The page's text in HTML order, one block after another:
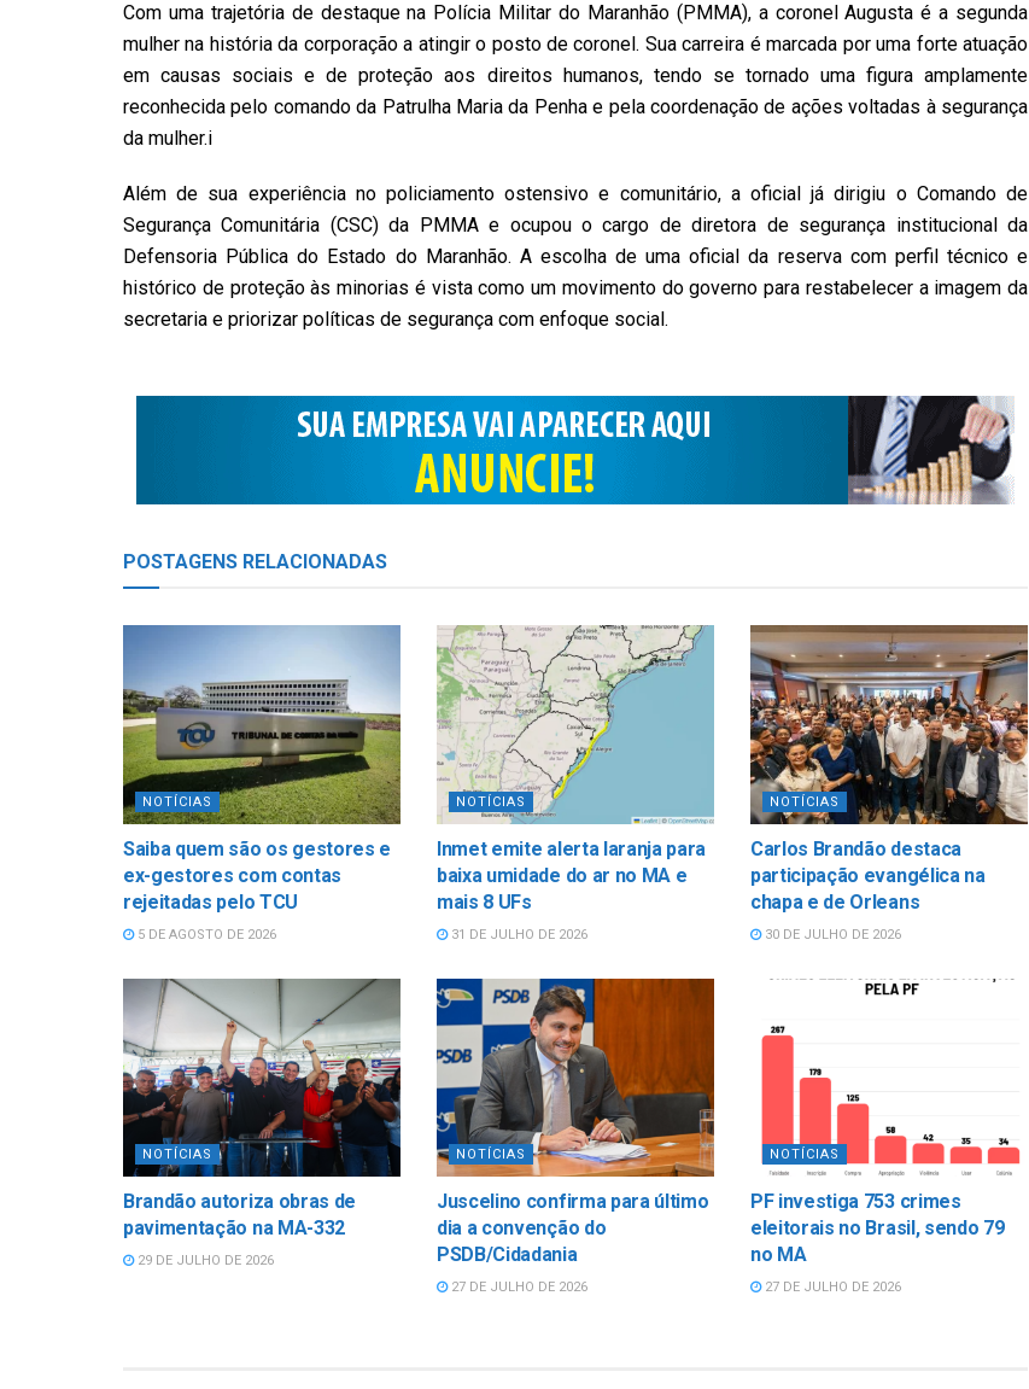
​Com uma trajetória de destaque na Polícia Militar do Maranhão (PMMA), a coronel Augusta é a segunda
mulher na história da corporação a atingir o posto de coronel. Sua carreira é marcada por uma forte atuação
em causas sociais e de proteção aos direitos humanos, tendo se tornado uma figura amplamente
reconhecida pelo comando da Patrulha Maria da Penha e pela coordenação de ações voltadas à segurança
da mulher.i
​Além de sua experiência no policiamento ostensivo e comunitário, a oficial já dirigiu o Comando de
Segurança Comunitária (CSC) da PMMA e ocupou o cargo de diretora de segurança institucional da
Defensoria Pública do Estado do Maranhão. A escolha de uma oficial da reserva com perfil técnico e
histórico de proteção às minorias é vista como um movimento do governo para restabelecer a imagem da
secretaria e priorizar políticas de segurança com enfoque social.
POSTAGENS RELACIONADAS
NOTÍCIAS
Saiba quem são os gestores e
ex-gestores com contas
rejeitadas pelo TCU
5 DE AGOSTO DE 2026
NOTÍCIAS
Inmet emite alerta laranja para
baixa umidade do ar no MA e
mais 8 UFs
31 DE JULHO DE 2026
NOTÍCIAS
Carlos Brandão destaca
participação evangélica na
chapa e de Orleans
30 DE JULHO DE 2026
NOTÍCIAS
Brandão autoriza obras de
pavimentação na MA-332
29 DE JULHO DE 2026
NOTÍCIAS
Juscelino confirma para último
dia a convenção do
PSDB/Cidadania
27 DE JULHO DE 2026
NOTÍCIAS
PF investiga 753 crimes
eleitorais no Brasil, sendo 79
no MA
27 DE JULHO DE 2026